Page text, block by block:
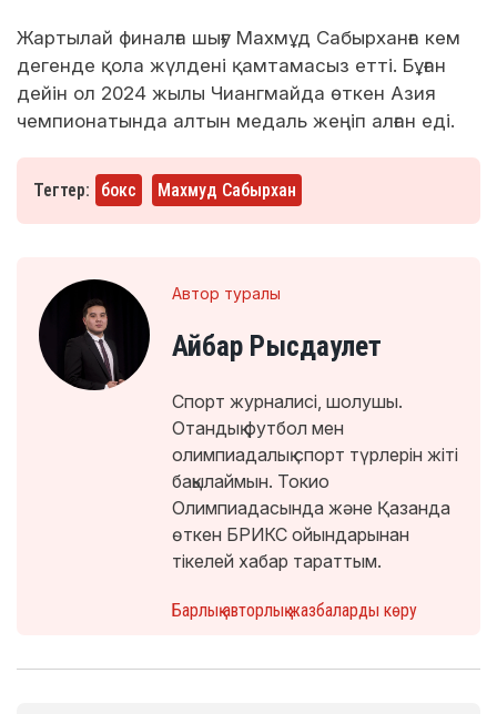
Жартылай финалға шығу Махмұд Сабырханға кем
дегенде қола жүлдені қамтамасыз етті. Бұған
дейін ол 2024 жылы Чиангмайда өткен Азия
чемпионатында алтын медаль жеңіп алған еді.
Тегтер: бокс Махмуд Сабырхан
Автор туралы
Айбар Рысдаулет
Спорт журналисі, шолушы.
Отандық футбол мен
олимпиадалық спорт түрлерін жіті
бақылаймын. Токио
Олимпиадасында және Қазанда
өткен БРИКС ойындарынан
тікелей хабар тараттым.
Барлық авторлық жазбаларды көру